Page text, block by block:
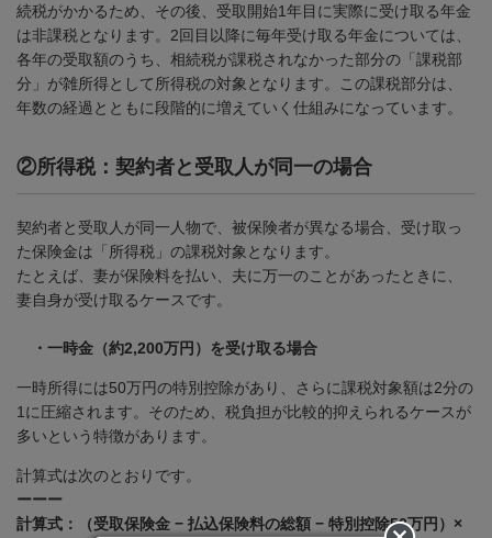
続税がかかるため、その後、受取開始1年目に実際に受け取る年金
は非課税となります。 2回目以降に毎年受け取る年金については、
各年の受取額のうち、相続税が課税されなかった部分の「課税部
分」が雑所得として所得税の対象となります。この課税部分は、
年数の経過とともに段階的に増えていく仕組みになっています。
②所得税：契約者と受取人が同一の場合
契約者と受取人が同一人物で、被保険者が異なる場合、受け取っ
た保険金は「所得税」の課税対象となります。
たとえば、妻が保険料を払い、夫に万一のことがあったときに、
妻自身が受け取るケースです。
・一時金（約2,200万円）を受け取る場合
一時所得には50万円の特別控除があり、さらに課税対象額は2分の
1に圧縮されます。そのため、税負担が比較的抑えられるケースが
多いという特徴があります。
計算式は次のとおりです。
ーーー
計算式：（受取保険金 − 払込保険料の総額 − 特別控除50万円）×